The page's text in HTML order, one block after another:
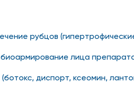
рубцов
лица
диспорт, ксеомин,